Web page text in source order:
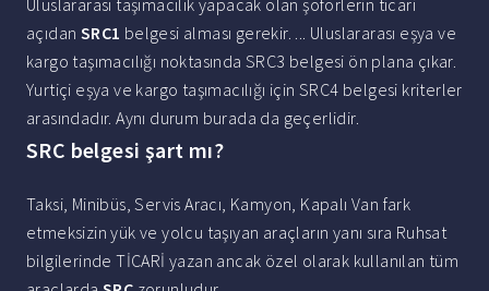
Uluslararası taşımacılık yapacak olan şoförlerin ticari
açıdan SRC1 belgesi alması gerekir. ... Uluslararası eşya ve
kargo taşımacılığı noktasında SRC3 belgesi ön plana çıkar.
Yurtiçi eşya ve kargo taşımacılığı için SRC4 belgesi kriterler
arasındadır. Aynı durum burada da geçerlidir.
SRC belgesi şart mı?
Taksi, Minibüs, Servis Aracı, Kamyon, Kapalı Van fark
etmeksizin yük ve yolcu taşıyan araçların yanı sıra Ruhsat
bilgilerinde TİCARİ yazan ancak özel olarak kullanılan tüm